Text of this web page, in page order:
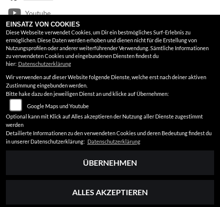
Youtube
Google Maps
RECHTLICHES
AGB
Impressum
Datenschutz
Disclaimer
Barrierefreiheit
EINSATZ VON COOKIES
Diese Webseite verwendet Cookies, um Dir ein bestmögliches Surf-Erlebnis zu
ermöglichen. Diese Daten werden erhoben und dienen nicht für die Erstellung von
Nutzungsprofilen oder anderer weiterführender Verwendung. Sämtliche Informationen
zu verwendeten Cookies und eingebundenen Diensten findest du
hier: Datenschutzerklärung
Wir verwenden auf dieser Website folgende Dienste, welche erst nach deiner aktiven
Zustimmung eingebunden werden.
Bitte hake dazu den jeweiligen Dienst an und klicke auf Übernehmen:
Google Maps und Youtube
Optional kann mit Klick auf Alles akzeptieren der Nutzung aller Dienste zugestimmt
werden
Detailierte Informationen zu den verwendeten Cookies und deren Bedeutung findest du
in unserer Datenschutzerklärung: Datenschutzerklärung
ÜBERNEHMEN
ALLES AKZEPTIEREN